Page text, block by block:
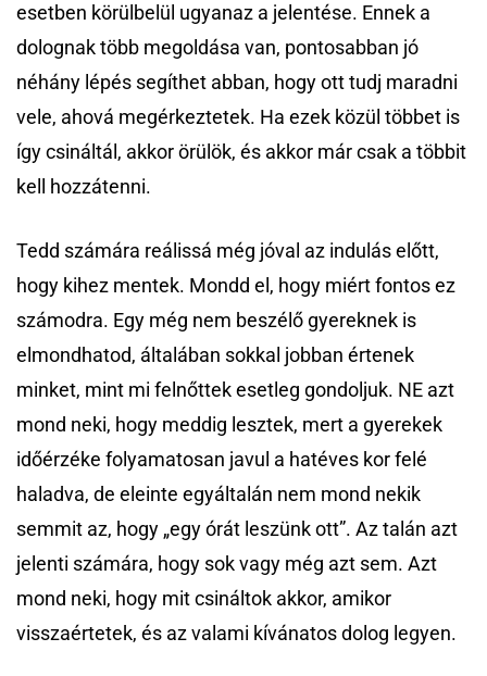
esetben körülbelül ugyanaz a jelentése. Ennek a
dolognak több megoldása van, pontosabban jó
néhány lépés segíthet abban, hogy ott tudj maradni
vele, ahová megérkeztetek. Ha ezek közül többet is
így csináltál, akkor örülök, és akkor már csak a többit
kell hozzátenni.
Tedd számára reálissá még jóval az indulás előtt,
hogy kihez mentek. Mondd el, hogy miért fontos ez
számodra. Egy még nem beszélő gyereknek is
elmondhatod, általában sokkal jobban értenek
minket, mint mi felnőttek esetleg gondoljuk. NE azt
mond neki, hogy meddig lesztek, mert a gyerekek
időérzéke folyamatosan javul a hatéves kor felé
haladva, de eleinte egyáltalán nem mond nekik
semmit az, hogy „egy órát leszünk ott”. Az talán azt
jelenti számára, hogy sok vagy még azt sem. Azt
mond neki, hogy mit csináltok akkor, amikor
visszaértetek, és az valami kívánatos dolog legyen.